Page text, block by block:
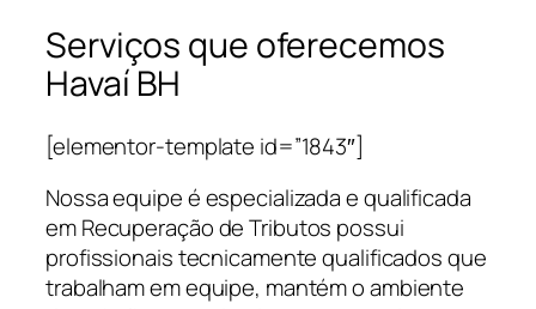
Serviços que oferecemos
Havaí BH
[elementor-template id=”1843″]
Nossa equipe é especializada e qualificada
em Recuperação de Tributos possui
profissionais tecnicamente qualificados que
trabalham em equipe, mantém o ambiente